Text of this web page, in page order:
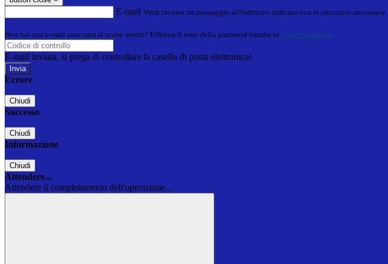
E-mail Verrà inviato un messaggio all'indirizzo indicato con le istruzioni necessarie.
Non hai una e-mail associata al nome utente? Effettua il reset della password tramite la Login Spaggiari
E-mail inviata, si prega di controllare la casella di posta elettronica!
Errore
Chiudi
Successo
Chiudi
Informazione
Chiudi
Attendere...
Attendere il completamento dell'operazione...